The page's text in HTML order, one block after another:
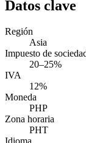
Datos clave
Región
Asia
Impuesto de
20–25%
IVA
12%
Moneda
PHP
Zona horaria
PHT
Idioma